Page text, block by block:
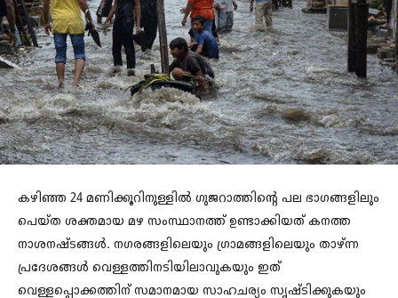
കഴിഞ്ഞ 24 മണിക്കൂറിനുള്ളിൽ ഗുജറാത്തിന്റെ പല ഭാഗങ്ങളിലും
പെയ്‌ത ശക്തമായ മഴ സംസ്ഥാനത്ത് ഉണ്ടാക്കിയത് കനത്ത
നാശനഷ്‌ടങ്ങൾ. നഗരങ്ങളിലെയും ഗ്രാമങ്ങളിലെയും താഴ്ന്ന
പ്രദേശങ്ങൾ വെള്ളത്തിനടിയിലാവുകയും ഇത്
വെള്ളപ്പൊക്കത്തിന് സമാനമായ സാഹചര്യം സൃഷ്‌ടിക്കുകയും